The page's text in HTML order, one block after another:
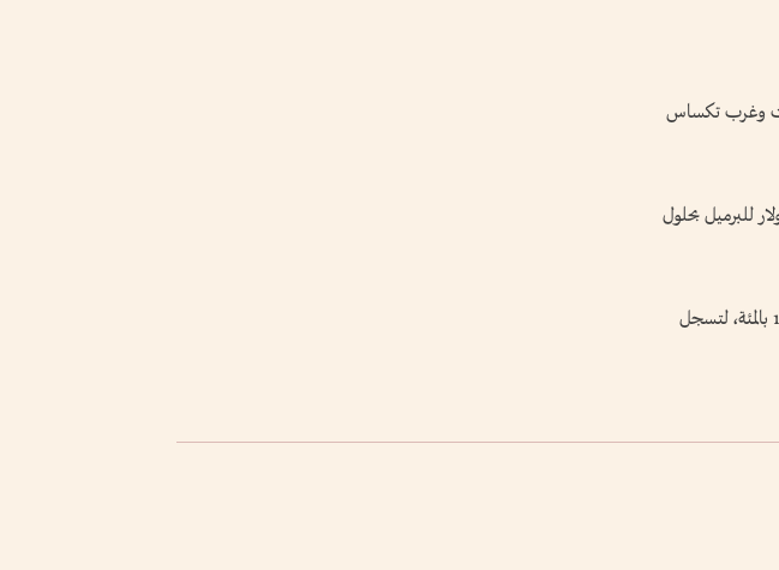
وغرب تكساس
لخام برنت بمقدار 50 سنتا، أو ما يعادل 0.69 بالمئة، لتصل إلى 72.49 دولار للبرميل بحلول
كما ارتفعت العقود الآجلة لخام غرب تكساس الوسيط الأمريكي بمقدار 73 سنتا، أو ما يعادل 1.05 بالمئة، لتسجل